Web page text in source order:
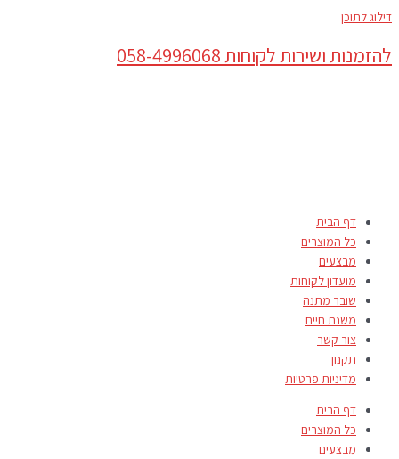
דילוג לתוכן
להזמנות ושירות לקוחות 058-4996068
דף הבית
כל המוצרים
מבצעים
מועדון לקוחות
שובר מתנה
משנת חיים
צור קשר
תקנון
מדיניות פרטיות
דף הבית
כל המוצרים
מבצעים